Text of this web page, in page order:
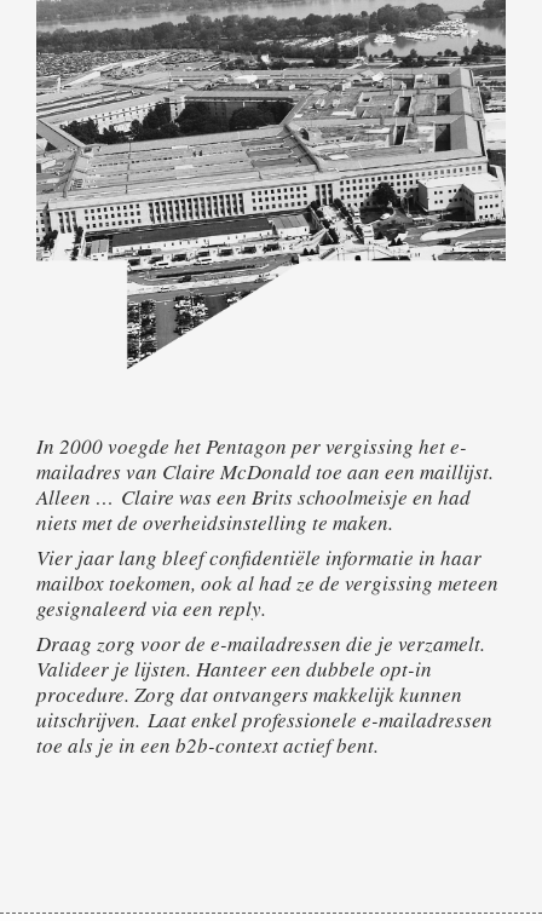
In 2000 voegde het Pentagon per vergissing het e-
mailadres van Claire McDonald toe aan een maillijst.
Alleen … Claire was een Brits schoolmeisje en had
niets met de overheidsinstelling te maken.
Vier jaar lang bleef confidentiële informatie in haar
mailbox toekomen, ook al had ze de vergissing meteen
gesignaleerd via een reply.
Draag zorg voor de e-mailadressen die je verzamelt.
Valideer je lijsten. Hanteer een dubbele opt-in
procedure. Zorg dat ontvangers makkelijk kunnen
uitschrijven. Laat enkel professionele e-mailadressen
toe als je in een b2b-context actief bent.